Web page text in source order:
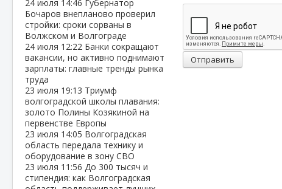
24 июля 14:46 Губернатор
Бочаров внепланово проверил
стройки: сроки сорваны в
Волжском и Волгограде
24 июля 12:22 Банки сокращают
вакансии, но активно поднимают
зарплаты: главные тренды рынка
труда
23 июля 19:13 Триумф
волгоградской школы плавания:
золото Полины Козякиной на
первенстве Европы
23 июля 14:05 Волгоградская
область передала технику и
оборудование в зону СВО
23 июля 11:56 До 300 тысяч и
стипендия: как Волгоградская
Отправить